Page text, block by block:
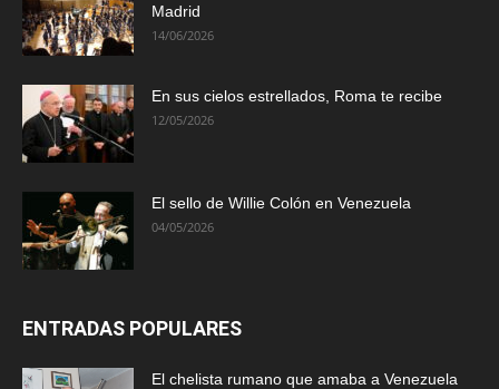
Madrid
14/06/2026
En sus cielos estrellados, Roma te recibe
12/05/2026
El sello de Willie Colón en Venezuela
04/05/2026
ENTRADAS POPULARES
El chelista rumano que amaba a Venezuela